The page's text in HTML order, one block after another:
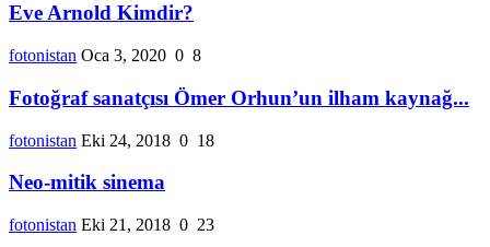
Eve Arnold Kimdir?
fotonistan Oca 3, 2020 0 8
Fotoğraf sanatçısı Ömer Orhun’un ilham kaynağ...
fotonistan Eki 24, 2018 0 18
Neo-mitik sinema
fotonistan Eki 21, 2018 0 23